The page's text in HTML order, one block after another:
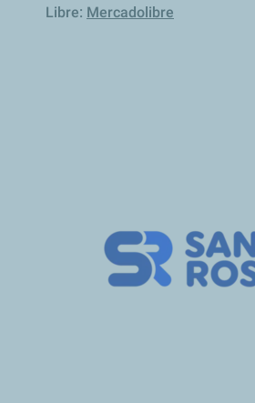
Libre: Mercadolibre